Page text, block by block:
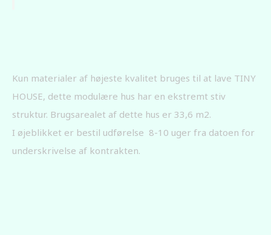
Kun materialer af højeste kvalitet bruges til at lave TINY
HOUSE, dette modulære hus har en ekstremt stiv
struktur. Brugsarealet af dette hus er 33,6 m2.
I øjeblikket er bestil udførelse 8-10 uger fra datoen for
underskrivelse af kontrakten.